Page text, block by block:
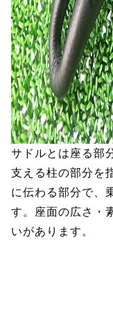
サドルとは座る部
支える柱の部分を
に伝わる部分で、
す。座面の広さ・
いがあります。